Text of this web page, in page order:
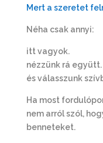
Mert a szeretet
Néha csak annyi:
itt vagyok.
nézzünk rá együtt.
és válasszunk
Ha most
nem arról szól,
benneteket.